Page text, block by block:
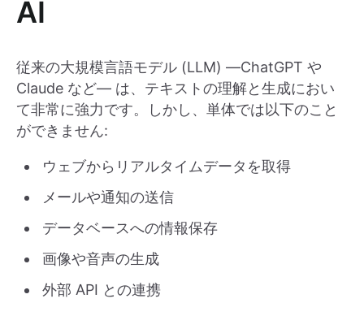
AI
従来の大規模言語モデル (LLM) ―ChatGPT や
Claude など― は、テキストの理解と生成におい
て非常に強力です。しかし、単体では以下のこと
ができません:
ウェブからリアルタイムデータを取得
メールや通知の送信
データベースへの情報保存
画像や音声の生成
外部 API との連携